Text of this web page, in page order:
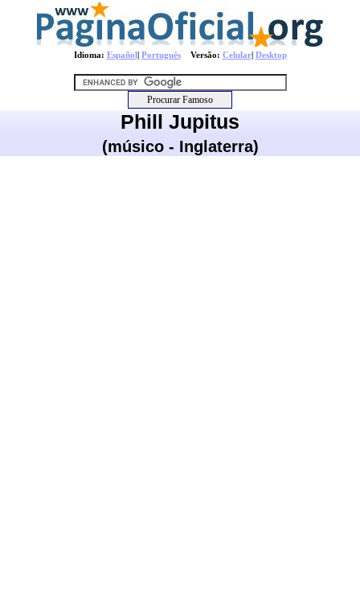
Idioma: Español| PortuguêsVersão: Celular| Desktop
Phill Jupitus
(músico - Inglaterra)